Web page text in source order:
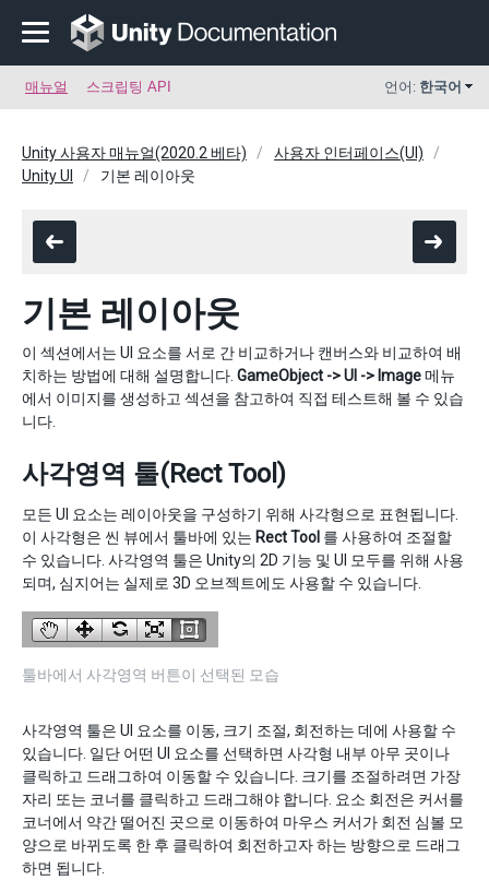
매뉴얼 스크립팅 API 언어: 한국어
Unity 사용자 매뉴얼(2020.2 베타)
사용자 인터페이스(UI)
Unity UI
기본 레이아웃
기본 레이아웃
이 섹션에서는 UI 요소를 서로 간 비교하거나 캔버스와 비교하여 배
치하는 방법에 대해 설명합니다. GameObject -> UI -> Image메뉴
에서 이미지를 생성하고 섹션을 참고하여 직접 테스트해 볼 수 있습
니다.
사각영역 툴(Rect Tool)
모든 UI 요소는 레이아웃을 구성하기 위해 사각형으로 표현됩니다.
이 사각형은 씬 뷰에서 툴바에 있는 Rect Tool 를 사용하여 조절할
수 있습니다. 사각영역 툴은 Unity의 2D 기능 및 UI 모두를 위해 사용
되며, 심지어는 실제로 3D 오브젝트에도 사용할 수 있습니다.
툴바에서 사각영역 버튼이 선택된 모습
사각영역 툴은 UI 요소를 이동, 크기 조절, 회전하는 데에 사용할 수
있습니다. 일단 어떤 UI 요소를 선택하면 사각형 내부 아무 곳이나
클릭하고 드래그하여 이동할 수 있습니다. 크기를 조절하려면 가장
자리 또는 코너를 클릭하고 드래그해야 합니다. 요소 회전은 커서를
코너에서 약간 떨어진 곳으로 이동하여 마우스 커서가 회전 심볼 모
양으로 바뀌도록 한 후 클릭하여 회전하고자 하는 방향으로 드래그
하면 됩니다.